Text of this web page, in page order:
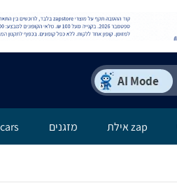
zap אילת מזגנים